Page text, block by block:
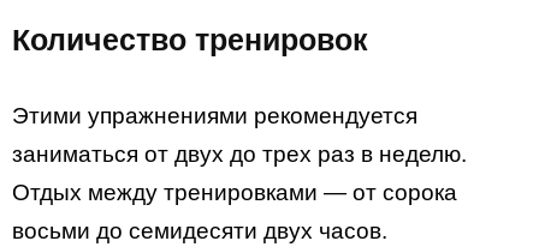
Количество тренировок
Этими упражнениями рекомендуется
заниматься от двух до трех раз в неделю.
Отдых между тренировками — от сорока
восьми до семидесяти двух часов.